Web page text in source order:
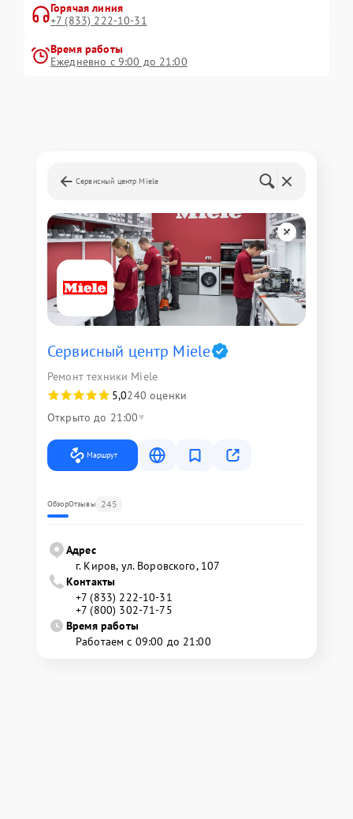
Горячая линия
+7 (833) 222-10-31
Время работы
Ежедневно с 9:00 до 21:00
Сервисный центр Miele
Сервисный центр Miele
Ремонт техники Miele
5,0240 оценки
Открыто до 21:00
Маршрут
ОбзорОтзывы 245
Адрес
г. Киров, ул. Воровского, 107
Контакты
+7 (833) 222-10-31
+7 (800) 302-71-75
Время работы
Работаем с 09:00 до 21:00